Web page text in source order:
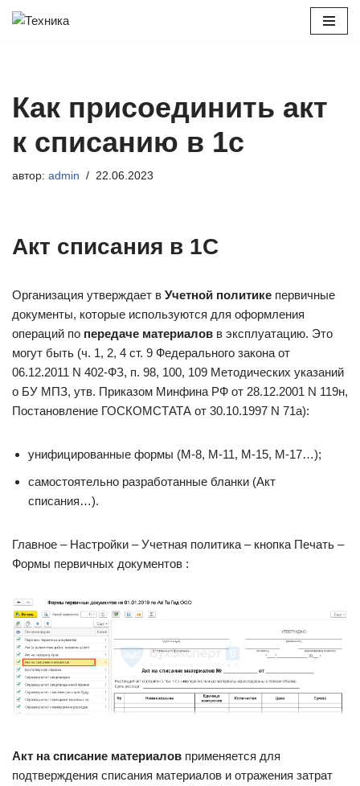
Как присоединить акт
к списанию в 1с
автор: admin 22.06.2023
Акт списания в 1С
Организация утверждает в Учетной политике первичные
документы, которые используются для оформления
операций по передаче материалов в эксплуатацию. Это
могут быть (ч. 1, 2, 4 ст. 9 Федерального закона от
06.12.2011 N 402-ФЗ, п. 98, 100, 109 Методических указаний
о БУ МПЗ, утв. Приказом Минфина РФ от 28.12.2001 N 119н,
Постановление ГОСКОМСТАТА от 30.10.1997 N 71а):
унифицированные формы (М-8, М-11, М-15, М-17…);
самостоятельно разработанные бланки (Акт
списания…).
Главное – Настройки – Учетная политика – кнопка Печать –
Формы первичных документов :
Акт на списание материалов применяется для
подтверждения списания материалов и отражения затрат